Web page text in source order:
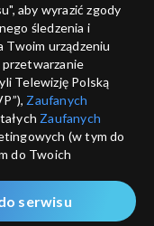
aby wyrazić zgody
śledzenia i
Twoim urządzeniu
Telewizję Polską
Zaufanych
Zaufanych
(w tym do
do Twoich
udostępnianie
serwisu